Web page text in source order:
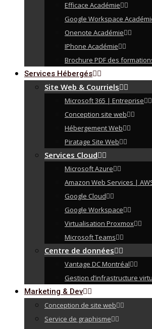
Efficace Académie
Google Workspace
Onenote Académie
IPhone Académie
Brochure PDF des
Services Hébergés
Site Web & Courriels
Microsoft 365 | Entreprise
Conception site web
Hébergement Web
Piratage Site Web
Services Cloud
Microsoft Azure
Amazon Web Services |
Google Cloud
Google Workspace
Virtualisation Proxmox
Microsoft Teams
Centre de données
Vantage DC Montréal
Gestion d’infrastructure
Marketing & Dev
Conception de site web
Service de graphisme